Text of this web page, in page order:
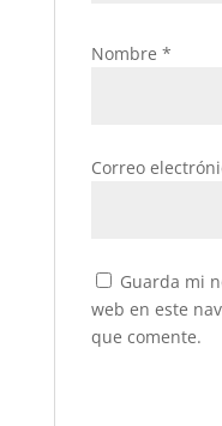
Nombre *
Correo
Guarda mi
web en este
que comente.